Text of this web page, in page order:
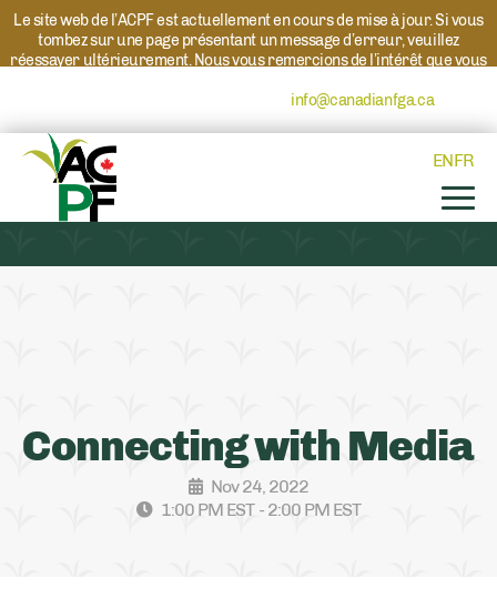
Le site web de l’ACPF est actuellement en cours de mise à jour. Si vous
tombez sur une page présentant un message d’erreur, veuillez
réessayer ultérieurement. Nous vous remercions de l’intérêt que vous
info@canadianfga.caet nous
ENFR
Connecting with Media
Nov 24, 2022
1:00 PM EST - 2:00 PM EST